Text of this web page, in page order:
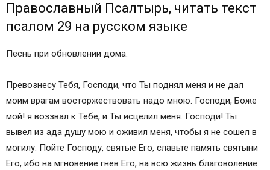
Православный Псалтырь, читать текст
псалом 29 на русском языке
Песнь при обновлении дома.
Превознесу Тебя, Господи, что Ты поднял меня и не дал
моим врагам восторжествовать надо мною. Господи, Боже
мой! я воззвал к Тебе, и Ты исцелил меня. Господи! Ты
вывел из ада душу мою и оживил меня, чтобы я не сошел в
могилу. Пойте Господу, святые Его, славьте память святыни
Его, ибо на мгновение гнев Его, на всю жизнь благоволение